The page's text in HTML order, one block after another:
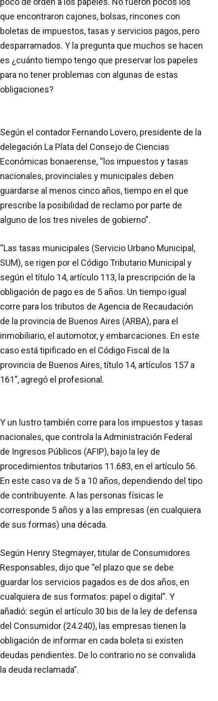
que encontraron cajones, bolsas, rincones con
boletas de impuestos, tasas y servicios pagos, pero
desparramados. Y la pregunta que muchos se hacen
es ¿cuánto tiempo tengo que preservar los papeles
para no tener problemas con algunas de estas
obligaciones?
Según el contador Fernando Lovero, presidente de la
delegación La Plata del Consejo de Ciencias
Económicas bonaerense, “los impuestos y tasas
nacionales, provinciales y municipales deben
guardarse al menos cinco años, tiempo en el que
prescribe la posibilidad de reclamo por parte de
alguno de los tres niveles de gobierno”.
“Las tasas municipales (Servicio Urbano Municipal,
SUM), se rigen por el Código Tributario Municipal y
según el título 14, artículo 113, la prescripción de la
obligación de pago es de 5 años. Un tiempo igual
corre para los tributos de Agencia de Recaudación
de la provincia de Buenos Aires (ARBA), para el
inmobiliario, el automotor, y embarcaciones. En este
caso está tipificado en el Código Fiscal de la
provincia de Buenos Aires, título 14, artículos 157 a
161”, agregó el profesional.
Y un lustro también corre para los impuestos y tasas
nacionales, que controla la Administración Federal
de Ingresos Públicos (AFIP), bajo la ley de
procedimientos tributarios 11.683, en el artículo 56.
En este caso va de 5 a 10 años, dependiendo del tipo
de contribuyente. A las personas físicas le
corresponde 5 años y a las empresas (en cualquiera
de sus formas) una década.
Según Henry Stegmayer, titular de Consumidores
Responsables, dijo que “el plazo que se debe
guardar los servicios pagados es de dos años, en
cualquiera de sus formatos: papel o digital”. Y
añadió: según el artículo 30 bis de la ley de defensa
del Consumidor (24.240), las empresas tienen la
obligación de informar en cada boleta si existen
deudas pendientes. De lo contrario no se convalida
la deuda reclamada”.